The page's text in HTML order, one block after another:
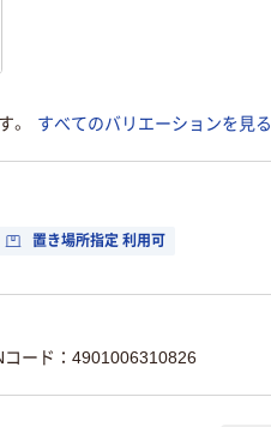
。
すべてのバリエーションを見る
置き場所指定 利用可
コード：4901006310826